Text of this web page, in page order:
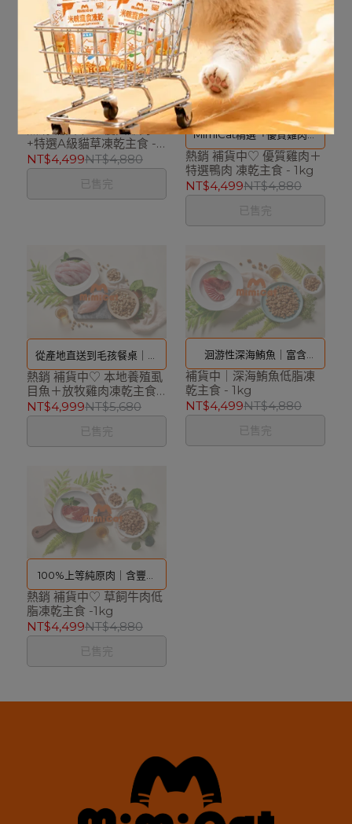
100%上等純原肉｜含豐富
優質蛋白 保留完整鮮肉成分
熱銷 補貨中♡ 優質雞肉
+特選A級貓草凍乾主食 -
1kg
NT$4,499NT$4,880
已售完
MimiCat精選「優質雞肉＋
特選鴨肉」製成的原肉凍乾
是高蛋白、低敏的寵物零
食，結合雞肉的適口性與鴨
肉的低敏滋補特性，適合作
養補充
熱銷 補貨中♡ 優質雞肉＋
特選鴨肉 凍乾主食 - 1kg
NT$4,499NT$4,880
已售完
從產地直送到毛孩餐桌｜低
脂高蛋白營養
熱銷 補貨中♡ 本地養殖虱
目魚＋放牧雞肉凍乾主食 -
1kg
NT$4,999NT$5,680
已售完
洄游性深海鮪魚｜富含
DHA、EPA脂肪酸魚油
補貨中｜深海鮪魚低脂凍
乾主食 - 1kg
NT$4,499NT$4,880
已售完
100%上等純原肉｜含豐富
優質蛋白 保留完整鮮肉成分
熱銷 補貨中♡ 草飼牛肉低
脂凍乾主食 -1kg
NT$4,499NT$4,880
已售完